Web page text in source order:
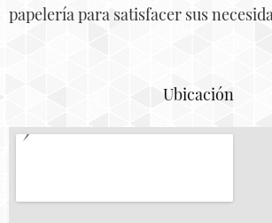
papelería para satisfacer sus
Ubicación